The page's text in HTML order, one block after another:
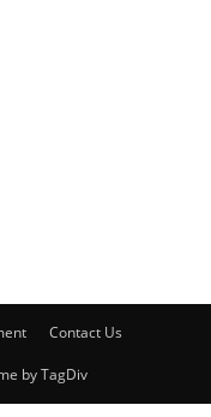
Contact Us
by TagDiv